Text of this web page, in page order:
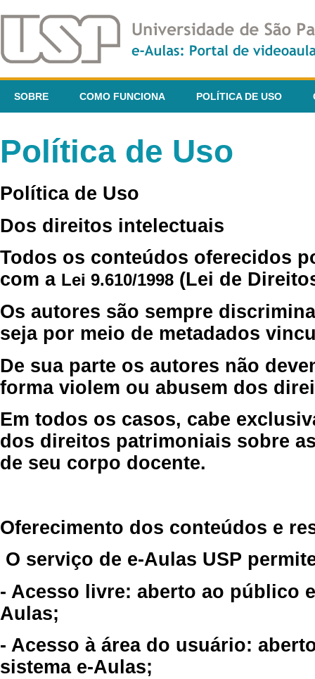
SOBRE COMO FUNCIONA POLÍTICA DE USO
Política de Uso
Política de Uso
Dos direitos intelectuais
Todos os conteúdos oferecidos
com a Lei 9.610/1998 (Lei de
Os autores são sempre
seja por meio de metadados
De sua parte os autores não
forma violem ou abusem dos
Em todos os casos, cabe
dos direitos patrimoniais sobre
de seu corpo docente.
Oferecimento dos conteúdos e
O serviço de e-Aulas USP
- Acesso livre: aberto ao público
Aulas;
- Acesso à área do usuário:
sistema e-Aulas;